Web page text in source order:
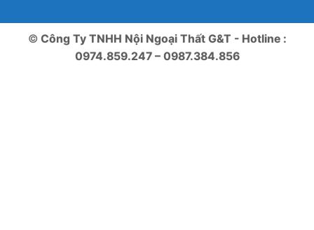
© Công Ty TNHH Nội Ngoại Thất G&T - Hotline :
0974.859.247 – 0987.384.856